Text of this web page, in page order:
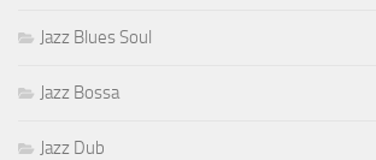
Jazz Blues Soul
Jazz Bossa
Jazz Dub